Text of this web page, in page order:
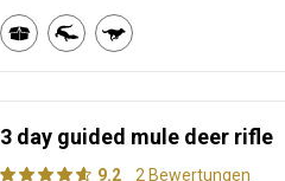
3 day guided mule deer rifle
9.2
2 Bewertungen